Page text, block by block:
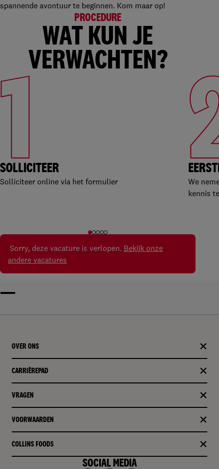
spannende avontuur te beginnen. Kom maar op!
PROCEDURE
WAT KUN JE
VERWACHTEN?
1
SOLLICITEER
Solliciteer online via het formulier
We
kennis
Sorry, deze vacature is verlopen. Bekijk onze
andere vacatures
OVER ONS
CARRIÈREPAD
VRAGEN
VOORWAARDEN
COLLINS FOODS
SOCIAL MEDIA